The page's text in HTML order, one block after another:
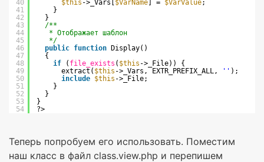
40
41
42
43
44
45
46
47
48
49
50
51
52
53
54
$this ->_Vars[ $VarName ] = $VarValue;
}
}
/**
* Отображает шаблон
*/
public function
Display()
{
if
( file_exists ( $this ->_File)) {
extract( $this ->_Vars, EXTR_PREFIX_ALL, '' );
include $this ->_File;
}
}
}
?>
Теперь попробуем его использовать. Поместим
наш класс в файл class.view.php и перепишем